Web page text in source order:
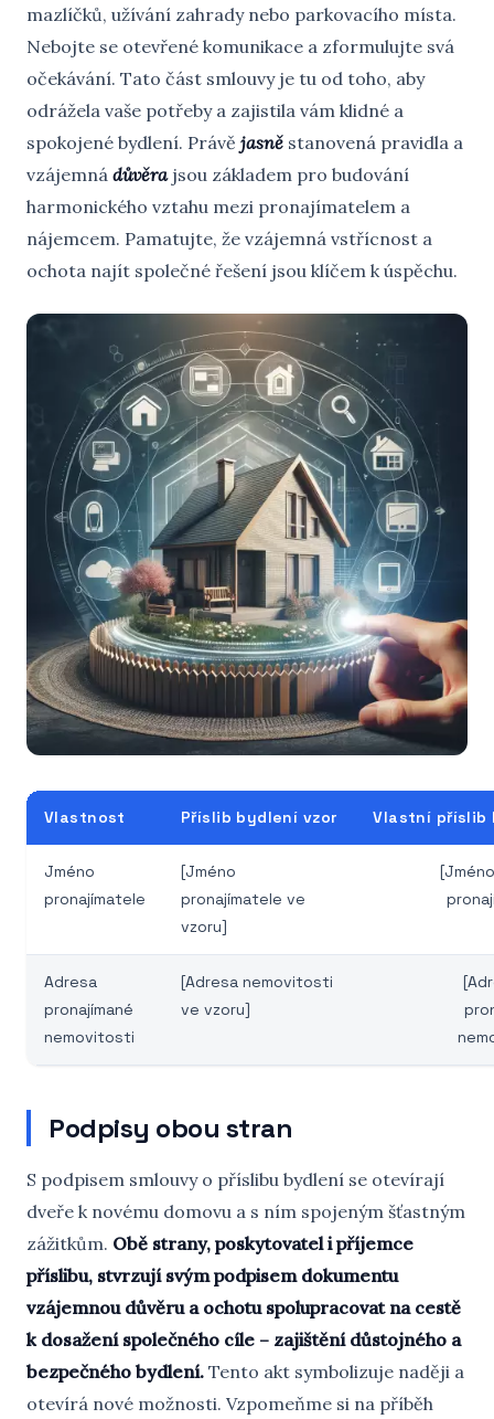
mazlíčků, užívání zahrady nebo parkovacího místa.
Nebojte se otevřené komunikace a zformulujte svá
očekávání. Tato část smlouvy je tu od toho, aby
odrážela vaše potřeby a zajistila vám klidné a
spokojené bydlení. Právě jasně stanovená pravidla a
vzájemná důvěrajsou základem pro budování
harmonického vztahu mezi pronajímatelem a
nájemcem. Pamatujte, že vzájemná vstřícnost a
ochota najít společné řešení jsou klíčem k úspěchu.
Vlastnost Příslib bydlení vzor Vlastní příslib
Jméno
pronajímatele
[Jméno
pronajímatele ve
vzoru]
Adresa
pronajímané
nemovitosti
[Adresa nemovitosti
ve vzoru]
Podpisy obou stran
S podpisem smlouvy o příslibu bydlení se otevírají
dveře k novému domovu a s ním spojeným šťastným
zážitkům. Obě strany, poskytovatel i příjemce
příslibu, stvrzují svým podpisem dokumentu
vzájemnou důvěru a ochotu spolupracovat na cestě
k dosažení společného cíle – zajištění důstojného a
bezpečného bydlení. Tento akt symbolizuje naději a
otevírá nové možnosti. Vzpomeňme si na příběh